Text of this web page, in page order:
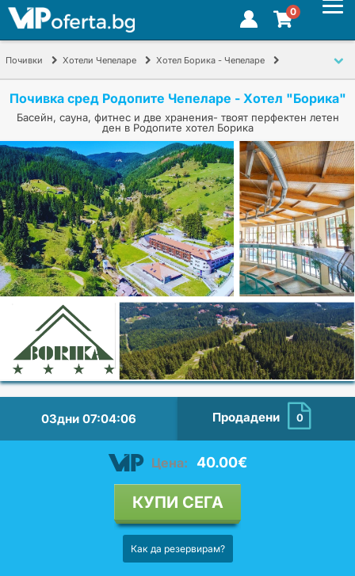
0
Почивки Хотели Чепеларе Хотел Борика - Чепеларе
Почивка сред Родопите Чепеларе - Хотел "Борика"
Басейн, сауна, фитнес и две хранения- твоят перфектен летен
ден в Родопите хотел Борика
03дни 07:04:06 Продадени 0
Цена: 40.00€
КУПИ СЕГА
Как да резервирам?